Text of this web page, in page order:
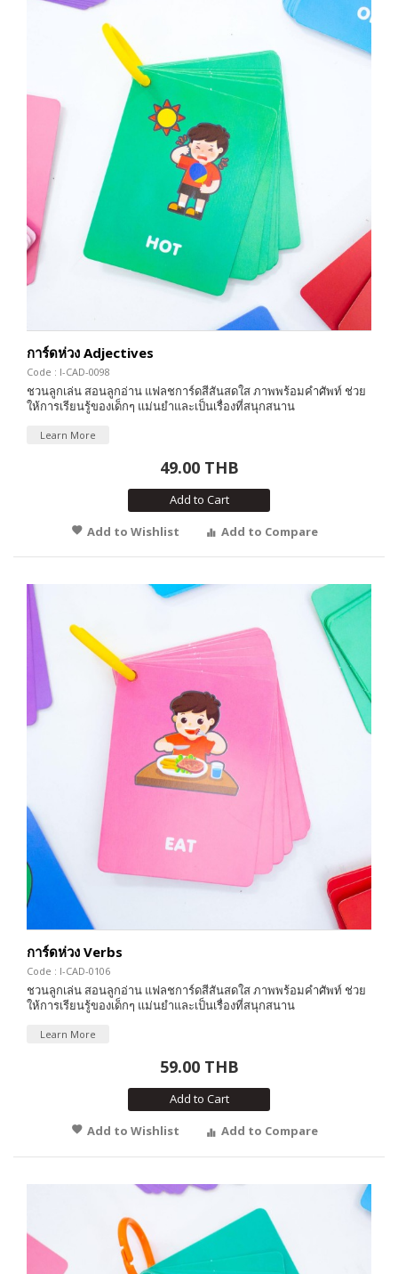
การ์ดห่วง Adjectives
Code : I-CAD-0098
ชวนลูกเล่น สอนลูกอ่าน แฟลชการ์ดสีสันสดใส ภาพพร้อมคำศัพท์ ช่วย
ให้การเรียนรู้ของเด็กๆ แม่นยำและเป็นเรื่องที่สนุกสนาน
Learn More
49.00 THB
Add to Cart
Add to Wishlist
Add to Compare
การ์ดห่วง Verbs
Code : I-CAD-0106
ชวนลูกเล่น สอนลูกอ่าน แฟลชการ์ดสีสันสดใส ภาพพร้อมคำศัพท์ ช่วย
ให้การเรียนรู้ของเด็กๆ แม่นยำและเป็นเรื่องที่สนุกสนาน
Learn More
59.00 THB
Add to Cart
Add to Wishlist
Add to Compare